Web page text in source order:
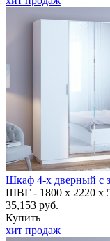
Шкаф 4-х дверный с
ШВГ - 1800 х 2220 х
35,153 руб.
Купить
хит продаж